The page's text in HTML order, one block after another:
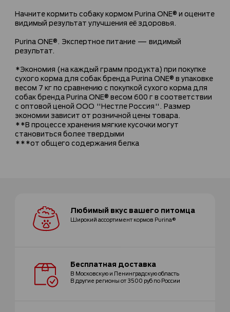
Начните кормить собаку кормом Purina ONE® и оцените
видимый результат улучшения её здоровья.
Purina ONE®. Экспертное питание — видимый
результат.
*Экономия (на каждый грамм продукта) при покупке
сухого корма для собак бренда Purina ONE® в упаковке
весом 7 кг по сравнению с покупкой сухого корма для
собак бренда Purina ONE® весом 600 г в соответствии
с оптовой ценой ООО "Нестле Россия". Размер
экономии зависит от розничной цены товара.
**В процессе хранения мягкие кусочки могут
становиться более твердыми
***от общего содержания белка
Любимый вкусвашего питомца
Широкий ассортимент кормов Purina®
Бесплатная доставка
В Московскую и Ленинградскую область
В другие регионы от 3500 руб по России